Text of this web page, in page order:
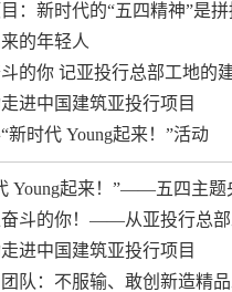
：新时代的“五四精神”是
的年轻人
的你 记亚投行总部工地的
进中国建筑亚投行项目
时代 Young起来！”活动
Young起来！”——五四主
斗的你！——从亚投行总
进中国建筑亚投行项目
队：不服输、敢创新造精